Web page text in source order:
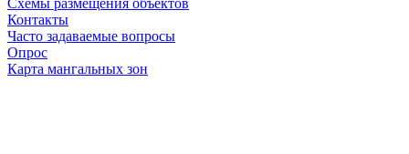
Схемы размещения объектов
Контакты
Часто задаваемые вопросы
Опрос
Карта мангальных зон